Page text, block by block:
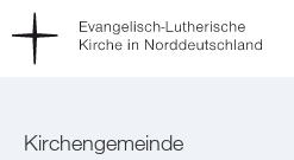
Kirchengemeinde